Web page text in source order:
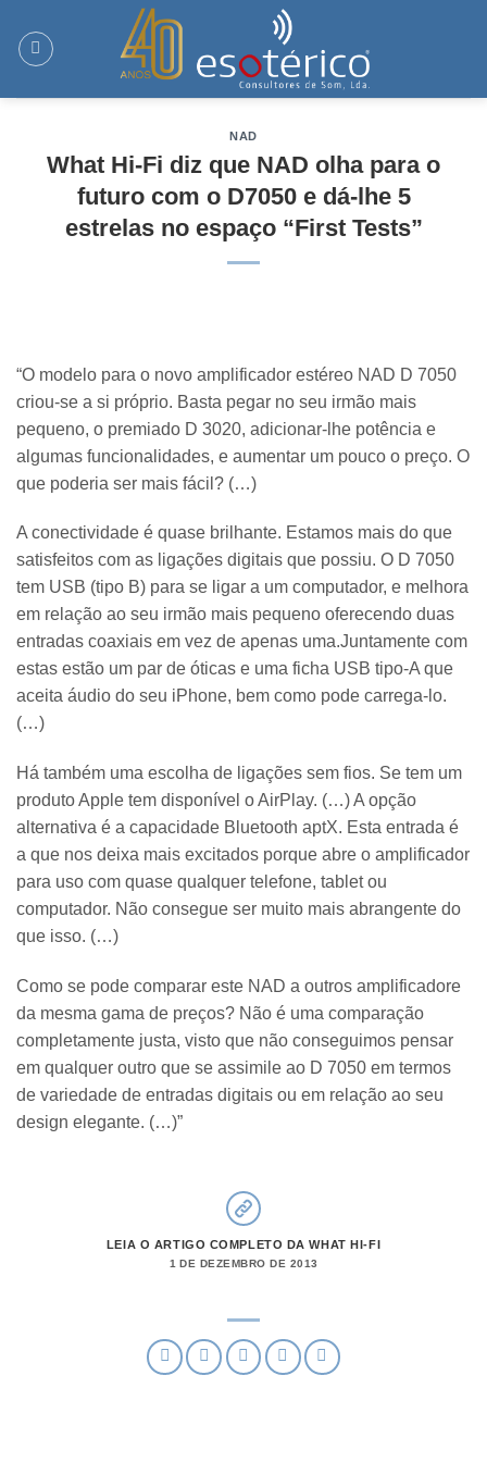
content
NAD
What Hi-Fi diz que NAD olha para o
futuro com o D7050 e dá-lhe 5
estrelas no espaço “First Tests”
“O modelo para o novo amplificador estéreo NAD D 7050
criou-se a si próprio. Basta pegar no seu irmão mais
pequeno, o premiado D 3020, adicionar-lhe potência e
algumas funcionalidades, e aumentar um pouco o preço. O
que poderia ser mais fácil? (…)
A conectividade é quase brilhante. Estamos mais do que
satisfeitos com as ligações digitais que possiu. O D 7050
tem USB (tipo B) para se ligar a um computador, e melhora
em relação ao seu irmão mais pequeno oferecendo duas
entradas coaxiais em vez de apenas uma.Juntamente com
estas estão um par de óticas e uma ficha USB tipo-A que
aceita áudio do seu iPhone, bem como pode carrega-lo.
(…)
Há também uma escolha de ligações sem fios. Se tem um
produto Apple tem disponível o AirPlay. (…) A opção
alternativa é a capacidade Bluetooth aptX. Esta entrada é
a que nos deixa mais excitados porque abre o amplificador
para uso com quase qualquer telefone, tablet ou
computador. Não consegue ser muito mais abrangente do
que isso. (…)
Como se pode comparar este NAD a outros amplificadore
da mesma gama de preços? Não é uma comparação
completamente justa, visto que não conseguimos pensar
em qualquer outro que se assimile ao D 7050 em termos
de variedade de entradas digitais ou em relação ao seu
design elegante. (…)”
LEIA O ARTIGO COMPLETO DA WHAT HI-FI
1 DE DEZEMBRO DE 2013